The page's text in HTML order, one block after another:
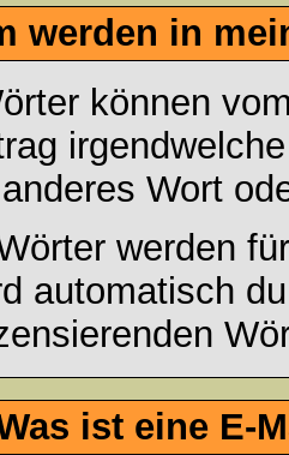
werden in
können
Wort
werden
automatisch
ist eine E-